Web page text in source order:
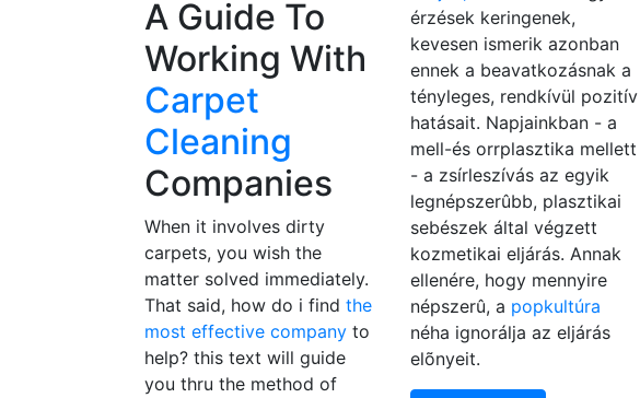
A Guide To
Working With
Carpet
Cleaning
Companies
When it involves dirty
carpets, you wish the
matter solved immediately.
That said, how do i find the
most effective company to
help? this text will guide
you thru the method of
érzések keringenek,
kevesen ismerik azonban
ennek a beavatkozásnak a
tényleges, rendkívül pozitív
hatásait. Napjainkban - a
mell-és orrplasztika mellett
- a zsírleszívás az egyik
legnépszerûbb, plasztikai
sebészek által végzett
kozmetikai eljárás. Annak
ellenére, hogy mennyire
népszerû, a popkultúra
néha ignorálja az eljárás
elõnyeit.